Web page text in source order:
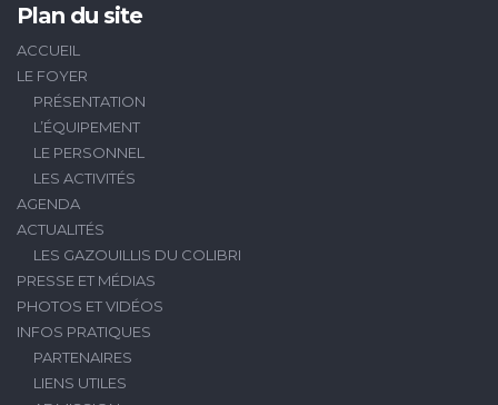
Plan du site
ACCUEIL
LE FOYER
PRÉSENTATION
L’ÉQUIPEMENT
LE PERSONNEL
LES ACTIVITÉS
AGENDA
ACTUALITÉS
LES GAZOUILLIS DU COLIBRI
PRESSE ET MÉDIAS
PHOTOS ET VIDÉOS
INFOS PRATIQUES
PARTENAIRES
LIENS UTILES